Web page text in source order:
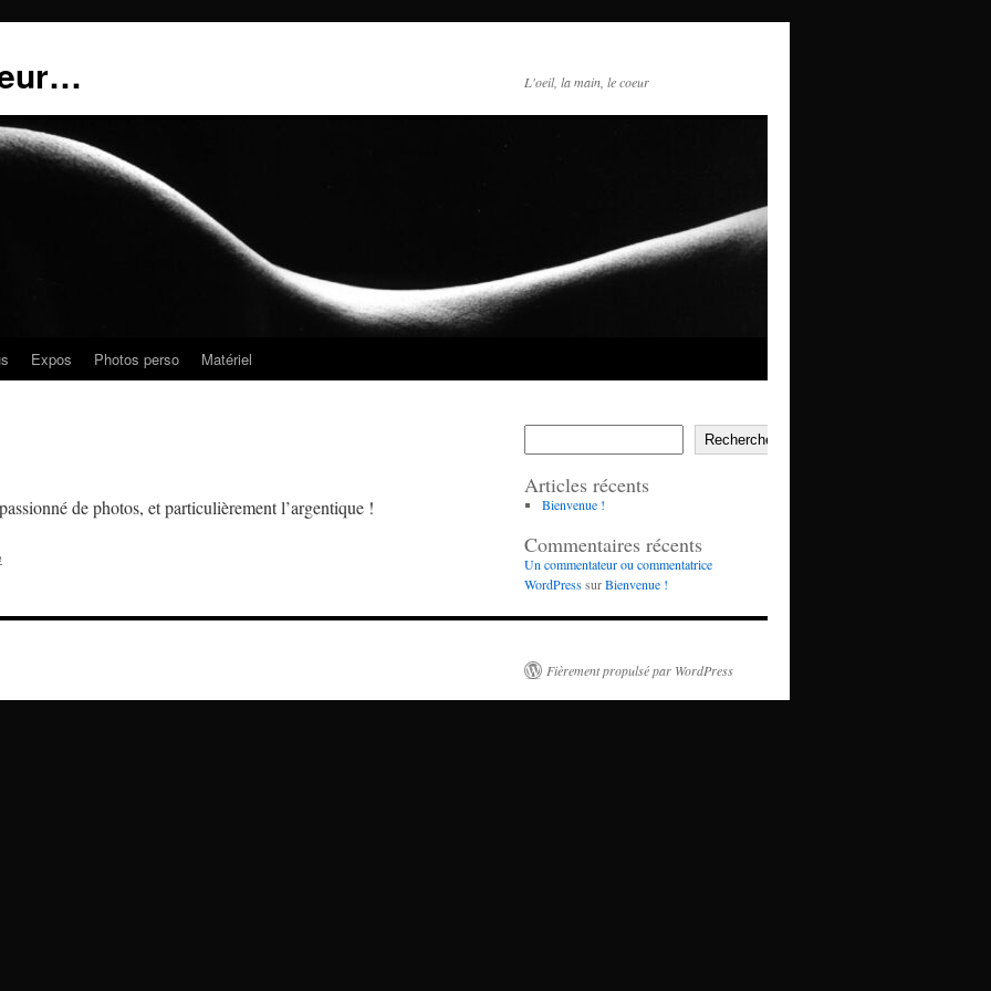
L'oeil, la main, le coeur
Expos Photos perso Matériel
de photos, et particulièrement l’argentique !
Rechercher
Articles récents
Bienvenue !
Commentaires récents
Un commentateur ou commentatrice
WordPresssurBienvenue !
Fièrement propulsé par WordPress